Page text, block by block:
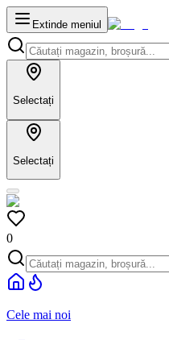
Extinde meniul
Selectați
Selectați
0
Cele mai noi